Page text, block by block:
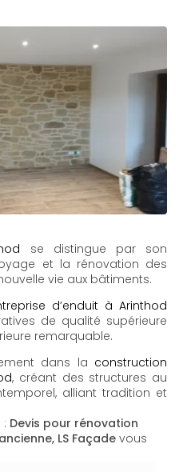
se distingue par son
et la rénovation des
vie aux bâtiments.
d’enduit à Arinthod
de qualité supérieure
remarquable.
dans la construction
, créant des structures au
alliant tradition et
Devis pour rénovation
LS Façade vous